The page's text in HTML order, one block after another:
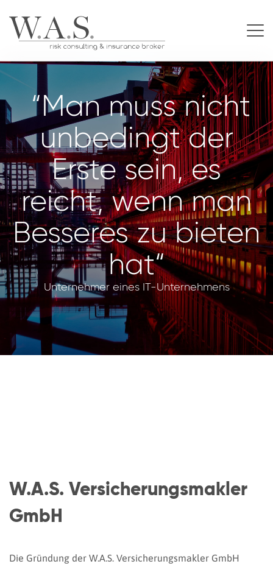
Unternehmer eines IT-Unternehmens
“Man muss nicht
unbedingt der
Erste sein, es
reicht, wenn man
Besseres zu bieten
hat“
W.A.S. Versicherungsmakler
GmbH
Die Gründung der W.A.S. Versicherungsmakler GmbH